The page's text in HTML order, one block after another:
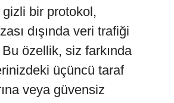
gizli bir protokol,
dışında veri trafiği
özellik, siz farkında
üçüncü taraf
veya güvensiz